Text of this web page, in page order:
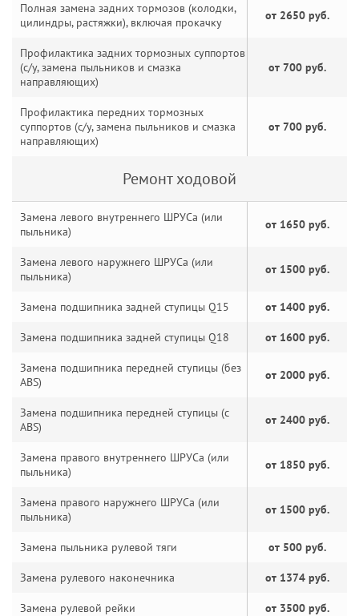
Полная замена задних тормозов (колодки,
цилиндры, растяжки), включая прокачку
от 2650 руб.
Профилактика задних тормозных суппортов
(с/у, замена пыльников и смазка
направляющих)
от 700 руб.
Профилактика передних тормозных
суппортов (с/у, замена пыльников и смазка
направляющих)
от 700 руб.
Ремонт ходовой
Замена левого внутреннего ШРУСа (или
пыльника)
от 1650 руб.
Замена левого наружнего ШРУСа (или
пыльника)
от 1500 руб.
Замена подшипника задней ступицы Q15 от 1400 руб.
Замена подшипника задней ступицы Q18 от 1600 руб.
Замена подшипника передней ступицы (без
ABS)
от 2000 руб.
Замена подшипника передней ступицы (с
ABS)
от 2400 руб.
Замена правого внутреннего ШРУСа (или
пыльника)
от 1850 руб.
Замена правого наружнего ШРУСа (или
пыльника)
от 1500 руб.
Замена пыльника рулевой тяги от 500 руб.
Замена рулевого наконечника от 1374 руб.
Замена рулевой рейки от 3500 руб.